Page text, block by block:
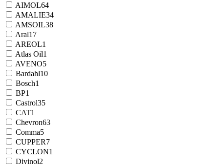
AIMOL64
AMALIE34
AMSOIL38
Aral17
AREOL1
Atlas Oil1
AVENO5
Bardahl10
Bosch1
BP1
Castrol35
CAT1
Chevron63
Comma5
CUPPER7
CYCLON1
Divinol2